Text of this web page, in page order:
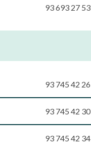
93 693 27 53
93 745 42 26
93 745 42 30
93 745 42 34